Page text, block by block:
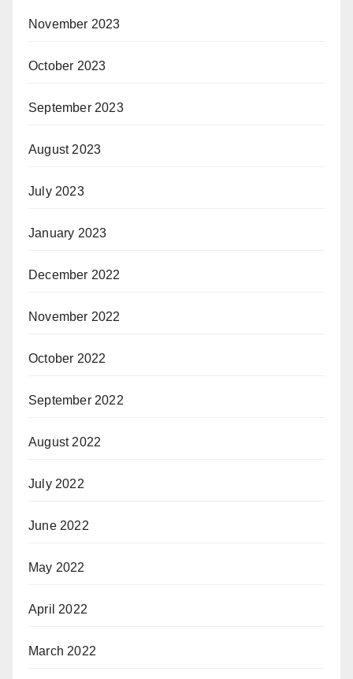
November 2023
October 2023
September 2023
August 2023
July 2023
January 2023
December 2022
November 2022
October 2022
September 2022
August 2022
July 2022
June 2022
May 2022
April 2022
March 2022